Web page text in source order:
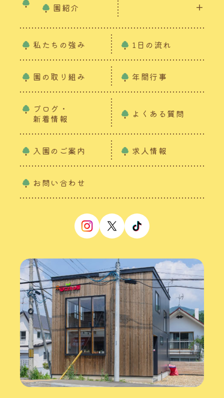
園紹介
私たちの強み 1日の流れ
園の取り組み 年間行事
ブログ・
新着情報
よくある質問
入園のご案内 求人情報
お問い合わせ